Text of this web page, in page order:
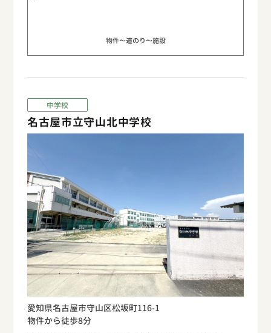
物件〜道のり〜施設
中学校
名古屋市立守山北中学校
愛知県名古屋市守山区松坂町116-1
物件から徒歩8分